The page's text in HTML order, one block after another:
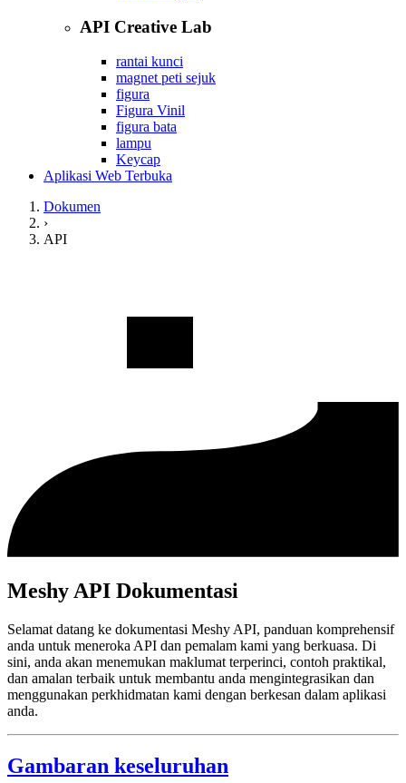
API Creative Lab
rantai kunci
magnet peti sejuk
figura
Figura Vinil
figura bata
lampu
Keycap
Aplikasi Web Terbuka
Dokumen
›
API
Meshy API Dokumentasi
Selamat datang ke dokumentasi Meshy API, panduan komprehensif
anda untuk meneroka API dan pemalam kami yang berkuasa. Di
sini, anda akan menemukan maklumat terperinci, contoh praktikal,
dan amalan terbaik untuk membantu anda mengintegrasikan dan
menggunakan perkhidmatan kami dengan berkesan dalam aplikasi
anda.
Gambaran keseluruhan